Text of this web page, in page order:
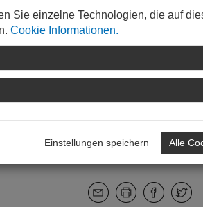
mithelfen, muss Ideen dazu
Vertreter. Denn der Berufsstand ist
Sie einzelne Technologien, die auf
Cookie Informationen.
Einstellungen speichern Alle